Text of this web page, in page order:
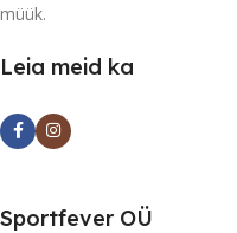
müük.
Leia meid ka
Sportfever OÜ